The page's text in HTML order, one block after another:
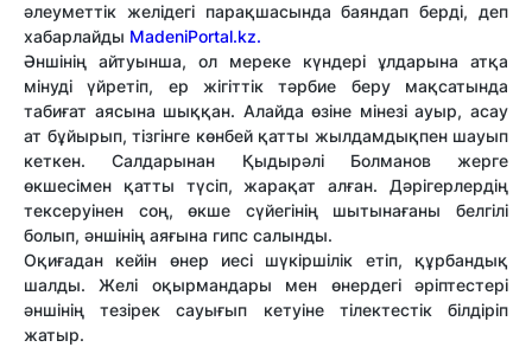
әлеуметтік желідегі парақшасында баяндап берді, деп
хабарлайды MadeniPortal.kz.
Әншінің айтуынша, ол мереке күндері ұлдарына атқа
мінуді үйретіп, ер жігіттік тәрбие беру мақсатында
табиғат аясына шыққан. Алайда өзіне мінезі ауыр, асау
ат бұйырып, тізгінге көнбей қатты жылдамдықпен шауып
кеткен. Салдарынан Қыдырәлі Болманов жерге
өкшесімен қатты түсіп, жарақат алған. Дәрігерлердің
тексеруінен соң, өкше сүйегінің шытынағаны белгілі
болып, әншінің аяғына гипс салынды.
Оқиғадан кейін өнер иесі шүкіршілік етіп, құрбандық
шалды. Желі оқырмандары мен өнердегі әріптестері
әншінің тезірек сауығып кетуіне тілектестік білдіріп
жатыр.